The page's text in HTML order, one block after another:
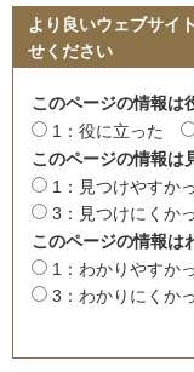
より良いウェブサイ
せください
このページの情報は
1：役に立った
このページの情報は
1：見つけやすか
3：見つけにくか
このページの情報は
1：わかりやすか
3：わかりにくか